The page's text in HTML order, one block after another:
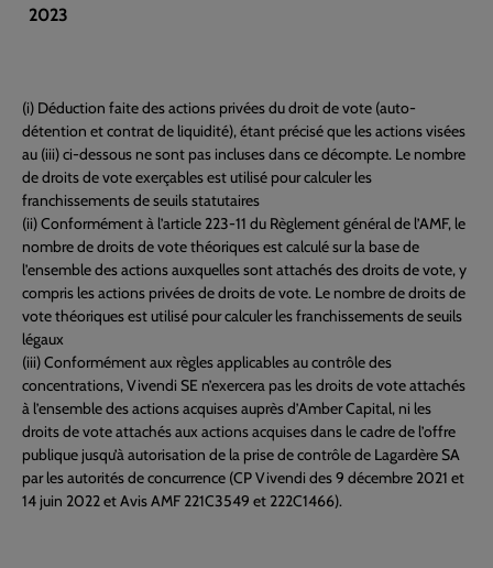
2023
(i) Déduction faite des actions privées du droit de vote (auto-
détention et contrat de liquidité), étant précisé que les actions visées
au (iii) ci-dessous ne sont pas incluses dans ce décompte. Le nombre
de droits de vote exerçables est utilisé pour calculer les
franchissements de seuils statutaires
(ii) Conformément à l’article 223-11 du Règlement général de l’AMF, le
nombre de droits de vote théoriques est calculé sur la base de
l’ensemble des actions auxquelles sont attachés des droits de vote, y
compris les actions privées de droits de vote. Le nombre de droits de
vote théoriques est utilisé pour calculer les franchissements de seuils
légaux
(iii) Conformément aux règles applicables au contrôle des
concentrations, Vivendi SE n’exercera pas les droits de vote attachés
à l’ensemble des actions acquises auprès d’Amber Capital, ni les
droits de vote attachés aux actions acquises dans le cadre de l’offre
publique jusqu’à autorisation de la prise de contrôle de Lagardère SA
par les autorités de concurrence (CP Vivendi des 9 décembre 2021 et
14 juin 2022 et Avis AMF 221C3549 et 222C1466).